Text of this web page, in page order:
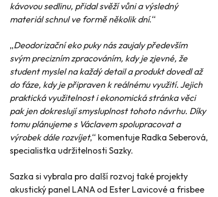
kávovou sedlinu, přidal svěží vůni a výsledný
materiál schnul ve formě několik dní.“
„Deodorizační eko puky nás zaujaly především
svým precizním zpracováním, kdy je zjevné, že
student myslel na každý detail a produkt dovedl až
do fáze, kdy je připraven k reálnému využití. Jejich
praktická využitelnost i ekonomická stránka věci
pak jen dokreslují smysluplnost tohoto návrhu. Díky
tomu plánujeme s Václavem spolupracovat a
výrobek dále rozvíjet,“ komentuje Radka Seberová,
specialistka udržitelnosti Sazky.
Sazka si vybrala pro další rozvoj také projekty
akustický panel LANA od Ester Lavicové a frisbee